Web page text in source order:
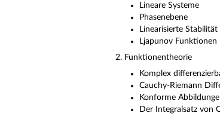
Lineare Systeme
Phasenebene
Linearisierte Stabilität
Ljapunov Funktionen
2. Funktionentheorie
Komplex
Cauchy-Riemann
Konforme
Der Integralsatz von